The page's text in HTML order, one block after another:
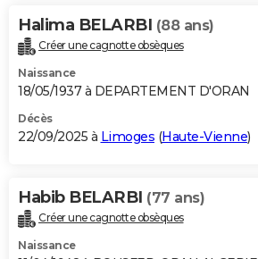
Halima BELARBI (88 ans)
Créer une cagnotte obsèques
Naissance
18/05/1937 à DEPARTEMENT D'ORAN
Décès
22/09/2025 à Limoges (Haute-Vienne)
Habib BELARBI (77 ans)
Créer une cagnotte obsèques
Naissance